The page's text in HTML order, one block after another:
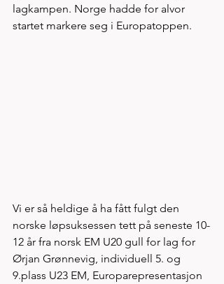
lagkampen. Norge hadde for alvor
startet markere seg i Europatoppen.
Vi er så heldige å ha fått fulgt den
norske løpsuksessen tett på seneste 10-
12 år fra norsk EM U20 gull for lag for
Ørjan Grønnevig, individuell 5. og
9.plass U23 EM, Europarepresentasjon